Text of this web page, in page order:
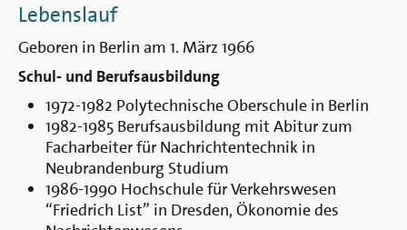
Lebenslauf
Geboren in Berlin am 1. März 1966
Schul- und Berufsausbildung
1972-1982 Polytechnische Oberschule in Berlin
1982-1985 Berufsausbildung mit Abitur zum
Facharbeiter für Nachrichtentechnik in
Neubrandenburg Studium
1986-1990 Hochschule für Verkehrswesen
“Friedrich List” in Dresden, Ökonomie des